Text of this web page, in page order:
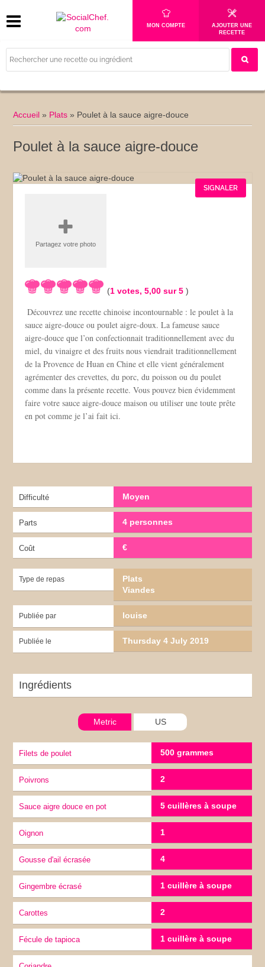
MON COMPTE
AJOUTER UNE
RECETTE
Accueil » Plats » Poulet à la sauce aigre-douce
Poulet à la sauce aigre-douce
SIGNALER
Partagez votre photo
(1 votes,5,00 sur 5)
Découvrez une recette chinoise incontournable : le poulet à la
sauce aigre-douce ou poulet aigre-doux. La fameuse sauce
aigre-douce que l’on confectionnait traditionnellement avec du
miel, du vinaigre et des fruits nous viendrait traditionnellement
de la Provence de Huan en Chine et elle vient généralement
agrémenter des crevettes, du porc, du poisson ou du poulet
comme dans la présente recette. Vous pouvez bien évidemment
faire votre sauce aigre-douce maison ou utiliser une toute prête
en pot comme je l’ai fait ici.
Difficulté Moyen
Parts 4 personnes
Coût €
Type de repas
Plats
Viandes
Publiée par louise
Publiée le Thursday 4 July 2019
Ingrédients
Metric US
Filets de poulet 500 grammes
Poivrons 2
Sauce aigre douce en pot 5 cuillères à soupe
oignon 1
Gousse d'ail écrasée 4
Gingembre écrasé 1 cuillère à soupe
carottes 2
Fécule de tapioca 1 cuillère à soupe